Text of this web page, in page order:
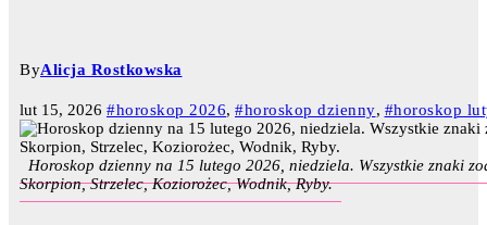
ByAlicja Rostkowska
lut 15, 2026 #horoskop 2026, #horoskop dzienny, #horoskop
Horoskop dzienny na 15 lutego 2026, niedziela. Wszystkie znaki
Skorpion, Strzelec, Koziorożec, Wodnik, Ryby.